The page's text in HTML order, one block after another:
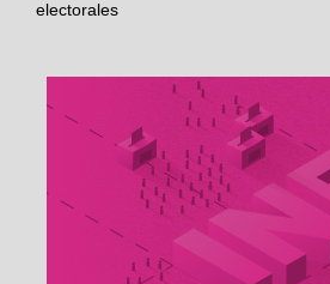
electorales